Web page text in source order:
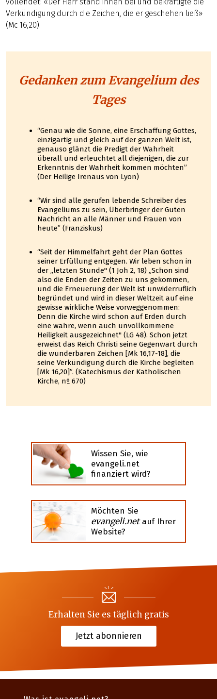
Verkündigung durch die Zeichen, die er geschehen ließ»
(Mc 16,20).
Gedanken zum Evangelium des
Tages
“Genau wie die Sonne, eine Erschaffung Gottes,
einzigartig und gleich auf der ganzen Welt ist,
genauso glänzt die Predigt der Wahrheit
überall und erleuchtet all diejenigen, die zur
Erkenntnis der Wahrheit kommen möchten”
(Der Heilige Irenäus von Lyon)
“Wir sind alle gerufen lebende Schreiber des
Evangeliums zu sein, Überbringer der Guten
Nachricht an alle Männer und Frauen von
heute” (Franziskus)
“Seit der Himmelfahrt geht der Plan Gottes
seiner Erfüllung entgegen. Wir leben schon in
der „letzten Stunde" (1 Joh 2, 18) „Schon sind
also die Enden der Zeiten zu uns gekommen,
und die Erneuerung der Welt ist unwiderruflich
begründet und wird in dieser Weltzeit auf eine
gewisse wirkliche Weise vorweggenommen:
Denn die Kirche wird schon auf Erden durch
eine wahre, wenn auch unvollkommene
Heiligkeit ausgezeichnet" (LG 48). Schon jetzt
erweist das Reich Christi seine Gegenwart durch
die wunderbaren Zeichen [Mk 16,17-18], die
seine Verkündigung durch die Kirche begleiten
[Mk 16,20]”. (Katechismus der Katholischen
Kirche, nº 670)
Wissen Sie, wie
evangeli.net
finanziert wird?
Möchten Sie
evangeli.netauf Ihrer
Website?
Erhalten Sie es täglich gratis
Jetzt abonnieren